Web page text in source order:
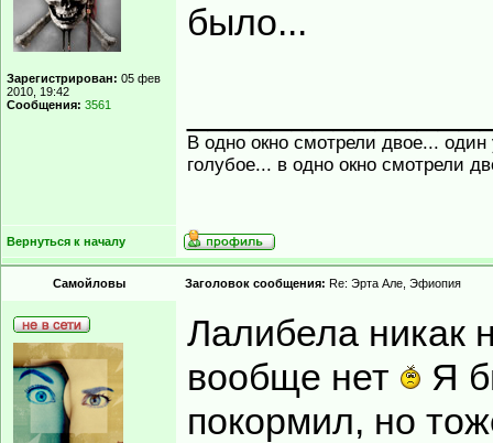
Зарегистрирован: 05 фев
2010, 19:42
Сообщения: 3561
было...
В одно окно смотрели двое...
голубое... в одно окно смотрели
Вернуться к началу
Самойловы Заголовок сообщения: Re: Эрта Але, Эфиопия
Лалибела никак
вообще нет
Я
покормил, но